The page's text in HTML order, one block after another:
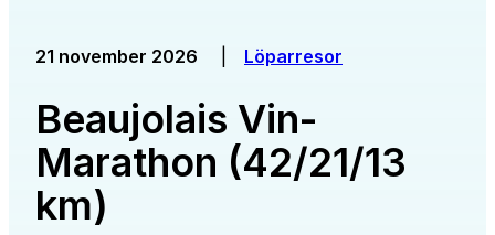
21 november 2026 Löparresor
Beaujolais Vin-
Marathon (42/21/13
km)